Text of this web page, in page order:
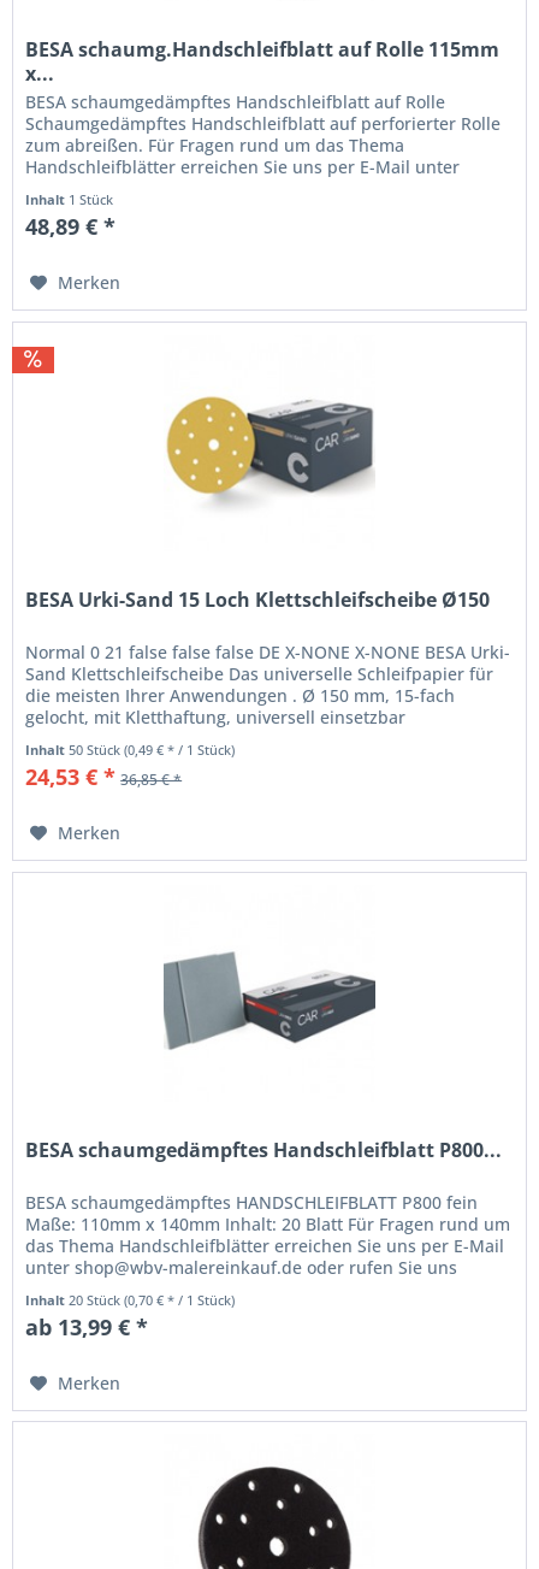
BESA schaumg.Handschleifblatt auf Rolle 115mm
x...
BESA schaumgedämpftes Handschleifblatt auf Rolle
Schaumgedämpftes Handschleifblatt auf perforierter Rolle
zum abreißen. Für Fragen rund um das Thema
Handschleifblätter erreichen Sie uns per E-Mail unter
Inhalt 1 Stück
48,89 € *
Merken
BESA Urki-Sand 15 Loch Klettschleifscheibe Ø150
Normal 0 21 false false false DE X-NONE X-NONE BESA Urki-
Sand Klettschleifscheibe Das universelle Schleifpapier für
die meisten Ihrer Anwendungen . Ø 150 mm, 15-fach
gelocht, mit Kletthaftung, universell einsetzbar
Inhalt50 Stück(0,49 € * / 1 Stück)
24,53 € * 36,85 € *
Merken
BESA schaumgedämpftes Handschleifblatt P800...
BESA schaumgedämpftes HANDSCHLEIFBLATT P800 fein
Maße: 110mm x 140mm Inhalt: 20 Blatt Für Fragen rund um
das Thema Handschleifblätter erreichen Sie uns per E-Mail
unter shop@wbv-malereinkauf.de oder rufen Sie uns
Inhalt 20 Stück(0,70 € * / 1 Stück)
ab 13,99 € *
Merken